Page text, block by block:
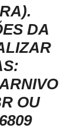
DA
OU